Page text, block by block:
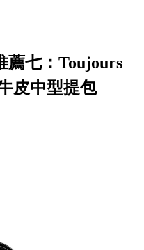
薦七：Toujours
皮中型提包